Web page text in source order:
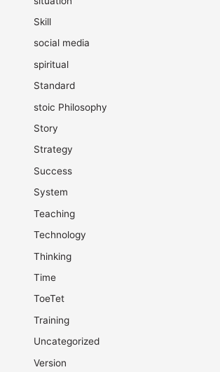
Skill
social media
spiritual
Standard
stoic Philosophy
Story
Strategy
Success
System
Teaching
Technology
Thinking
Time
ToeTet
Training
Uncategorized
Version